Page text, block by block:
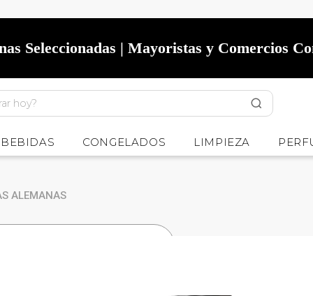
Seleccionadas | Mayoristas y Comercios
BEBIDAS CONGELADOS LIMPIEZA
ALEMANAS